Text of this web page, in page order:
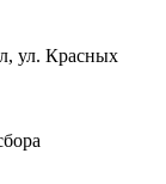
ул. Красных